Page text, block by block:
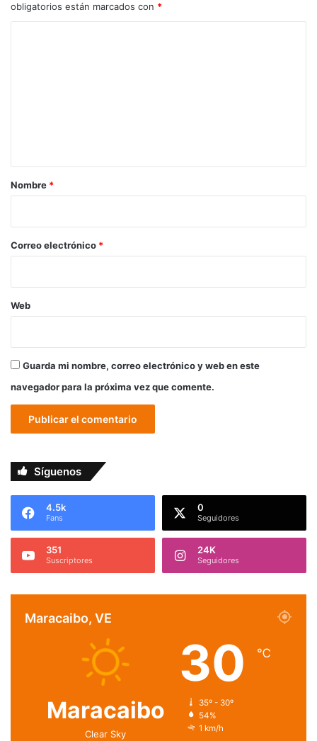
obligatorios están marcados con *
r
*
Nombre *
Correo electrónico *
Web
Guarda mi nombre, correo electrónico y web en este
navegador para la próxima vez que comente.
Síguenos
4.5k
Fans
0
Seguidores
351
Suscriptores
24K
Seguidores
Maracaibo, VE
Maracaibo
Clear Sky
30 ℃
35º - 30º
54%
1 km/h